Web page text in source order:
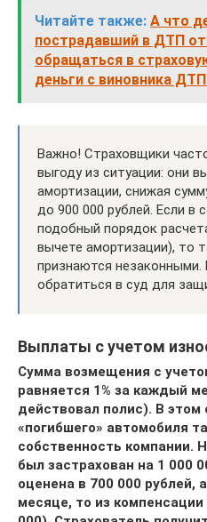
Читайте также: А что
пострадавший в ДТП
обращаться в
деньги с виновника
Важно! Страховщики
выгоду из ситуации: они
амортизации, снижая
до 900 000 рублей. Если в
подобный порядок
вычете амортизации), то
признаются
обратиться в суд для
Выплаты с учетом
Сумма возмещения с
равняется 1% за каждый
действовал полис). В этом
«погибшего» автомобиля
собственность компании.
был застрахован на 1 000
оценена в 700 000 рублей,
месяце, то из